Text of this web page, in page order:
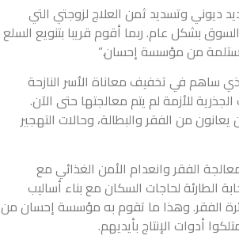
ديوني وتسديد ثمن العلاج لزوجتي التي
بشكل عام. ربما أقوم قريبا بتنويع السلع
من مؤسسة إحسان.”
ساهم في تخفيف معاناة الأسر النازحة
للأزمة لم يتم معالجتها حتى الآن.
من الفقر والبطالة، وحالات التهجير
الفقر وانعدام الأمن الغذائي مع
الطارئة لحاجات السكان مع بناء أساليب
الفقر. وهذا ما تقوم به مؤسسة إحسان من
أدوات الإنتاج بأيديهم.